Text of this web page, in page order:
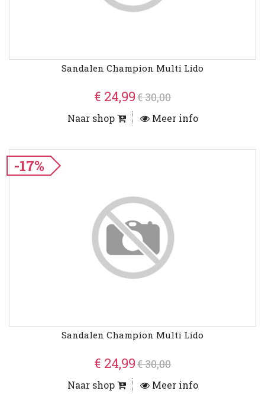
Sandalen Champion Multi Lido
€ 24,99€ 30,00
Naar shop Meer info
-17%
Sandalen Champion Multi Lido
€ 24,99€ 30,00
Naar shop Meer info